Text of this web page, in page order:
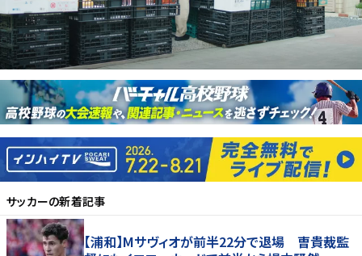
サッカーの新着記事
【浦和】Mサヴィオが前半22分で退場 曺貴裁監